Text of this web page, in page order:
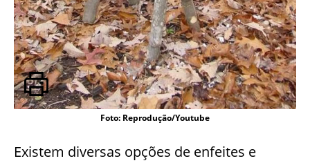
Foto: Reprodução/Youtube
Existem diversas opções de enfeites e